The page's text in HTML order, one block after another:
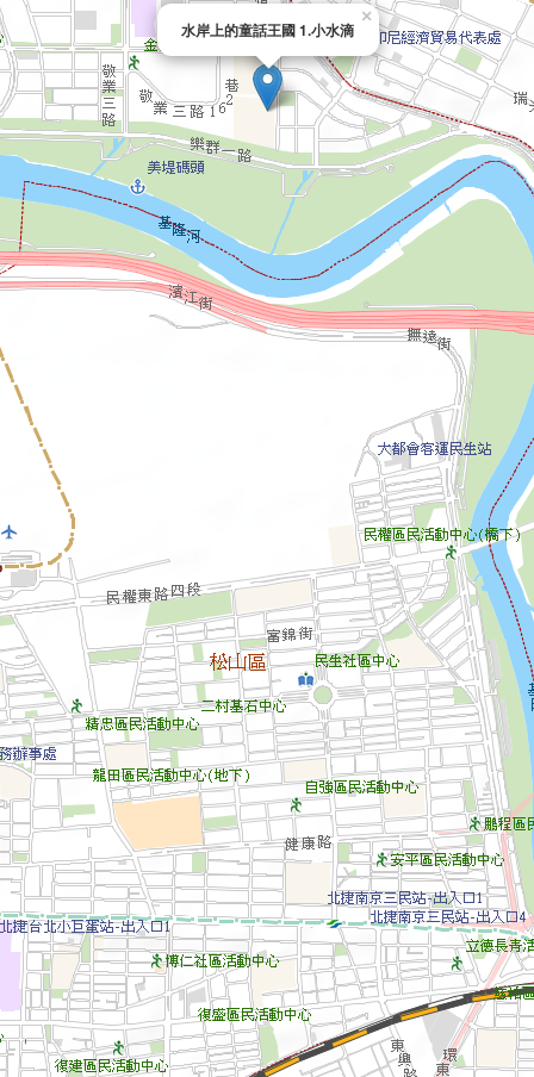
水岸上的童話王國 1.小水滴
×